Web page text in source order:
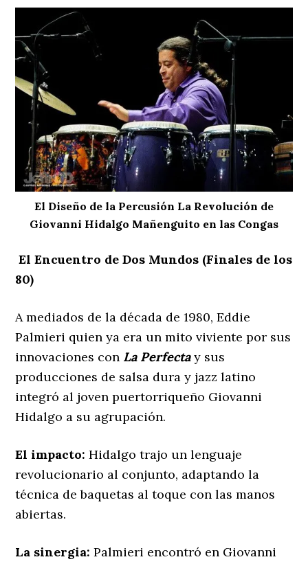
El Diseño de la Percusión La Revolución de
Giovanni Hidalgo Mañenguito en las Congas
El Encuentro de Dos Mundos (Finales de los
80)
A mediados de la década de 1980, Eddie
Palmieri quien ya era un mito viviente por sus
innovaciones con La Perfectay sus
producciones de salsa dura y jazz latino
integró al joven puertorriqueño Giovanni
Hidalgo a su agrupación.
El impacto: Hidalgo trajo un lenguaje
revolucionario al conjunto, adaptando la
técnica de baquetas al toque con las manos
abiertas.
La sinergia: Palmieri encontró en Giovanni